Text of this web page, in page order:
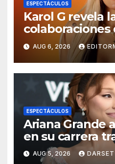
ESPECTÁCULOS
Karol G revela
colaboraciones
álbum ‘NO ME
DE SENTIR
AUG 6, 2026
ESPECTÁCULOS
Ariana Grande
en su carrera
escrutinio
AUG 5, 2026